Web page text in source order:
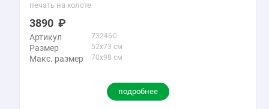
печать на холсте
3890
Артикул 73246C
Размер 52x73 см
Макс. размер 70x98 см
подробнее